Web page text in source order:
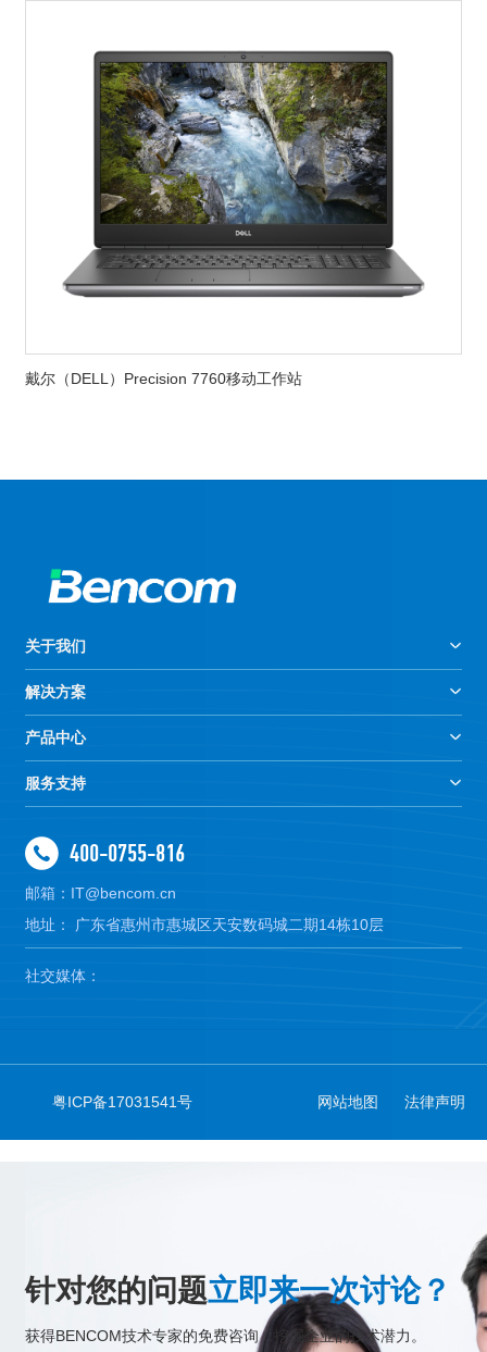
戴尔（DELL）Precision 7760移动工作站
关于我们
解决方案
产品中心
服务支持
400-0755-816
邮箱：IT@bencom.cn
地址： 广东省惠州市惠城区天安数码城二期14栋10层
社交媒体：
粤ICP备17031541号 网站地图 法律声明
针对您的问题立即来一次讨论？
获得BENCOM技术专家的免费咨询，挖掘企业的技术潜力。